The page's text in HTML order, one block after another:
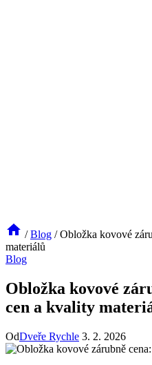
/ Blog / Obložka kovové
materiálů
Blog
Obložka kovové
cen a kvality
OdDveře Rychle 3. 2. 2026